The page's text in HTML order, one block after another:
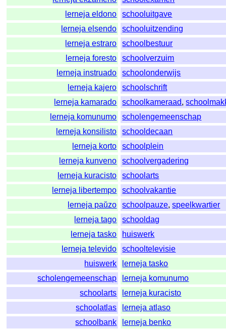
lerneja eldono
schooluitgave
lerneja elsendo
schooluitzending
lerneja estraro
schoolbestuur
lerneja foresto
schoolverzuim
lerneja instruado
schoolonderwijs
lerneja kajero
schoolschrift
lerneja kamarado
schoolkameraad,
lerneja komunumo
scholengemeenschap
lerneja konsilisto
schooldecaan
lerneja korto
schoolplein
lerneja kunveno
schoolvergadering
lerneja kuracisto
schoolarts
lerneja libertempo
schoolvakantie
lerneja paŭzo
schoolpauze,speelkwartier
lerneja tago
schooldag
lerneja tasko
huiswerk
lerneja televido
schooltelevisie
huiswerk
lerneja tasko
scholengemeenschap
lerneja komunumo
schoolarts
lerneja kuracisto
schoolatlas
lerneja atlaso
schoolbank
lerneja benko